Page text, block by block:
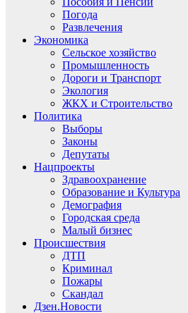
Погода
Развлечения
Экономика
Сельское хозяйство
Промышленность
Дороги и Транспорт
Экология
ЖКХ и Строительство
Политика
Выборы
Законы
Депутаты
Нацпроекты
Здравоохранение
Образование и Культура
Демография
Городская среда
Малый бизнес
Происшествия
ДТП
Криминал
Пожары
Скандал
Дзен.Новости